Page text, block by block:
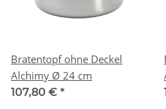
Bratentopf ohne Deckel
Alchimy Ø 24 cm
107,80 € *